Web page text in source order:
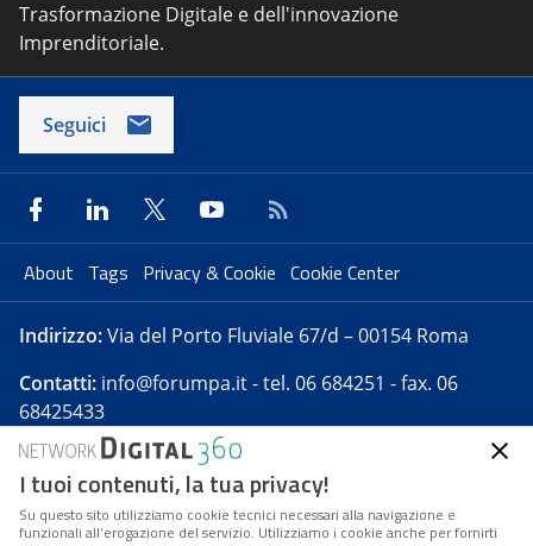
Trasformazione Digitale e dell'innovazione
Imprenditoriale.
Seguici
About Tags Privacy & Cookie Cookie Center
Indirizzo:Via del Porto Fluviale 67/d – 00154 Roma
Contatti: info@forumpa.it- tel. 06 684251 - fax. 06
68425433
Forumpa.itè una pubblicazione telematica iscritta
presso Registro della stampa del Tribunale di Roma -
Reg. n. 182 del 2 maggio 2008 - Direttore resp. Michela
I tuoi contenuti, la tua privacy!
Su questo sito utilizziamo cookie tecnici necessari alla navigazione e
funzionali all’erogazione del servizio. Utilizziamo i cookie anche per fornirti